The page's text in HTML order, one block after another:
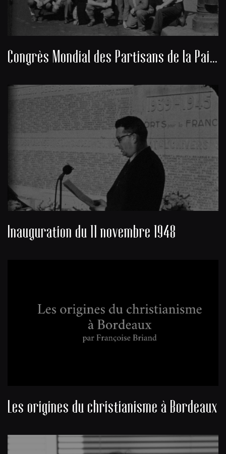
Congrès Mondial des Partisans de la Paix 1949
Inauguration du 11 novembre 1948
Les origines du christianisme à Bordeaux